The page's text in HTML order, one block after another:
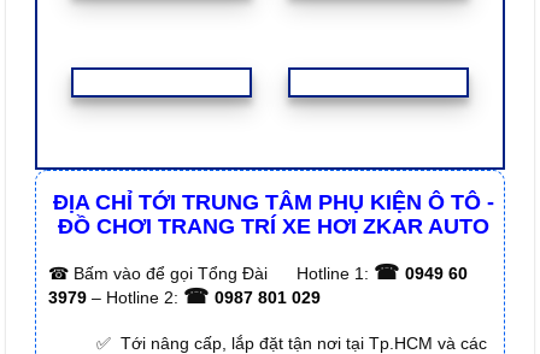
ĐỊA CHỈ TỚI TRUNG TÂM PHỤ KIỆN Ô TÔ -
ĐỒ CHƠI TRANG TRÍ XE HƠI ZKAR AUTO
☎ Bấm vào để gọi Tổng Đài Hotline 1: ☎ 0949 60
3979 – Hotline 2: ☎ 0987 801 029
✅ Tới nâng cấp, lắp đặt tận nơi tại Tp.HCM và các